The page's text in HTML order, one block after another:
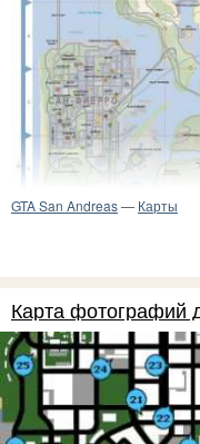
GTA San Andreas— Карты
Карта фотографий